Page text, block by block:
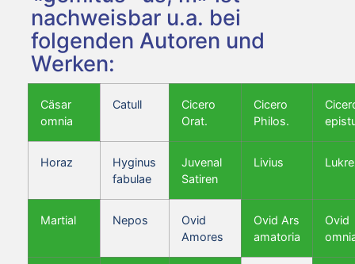
nachweisbar u.a. bei
folgenden Autoren und
Werken:
Cäsar
omnia
Catull
Cicero
Orat.
Cicero
Philos.
Horaz
Hyginus
fabulae
Juvenal
Satiren
Livius
Martial Nepos
Ovid
Amores
Ovid Ars
amatoria
Ovid